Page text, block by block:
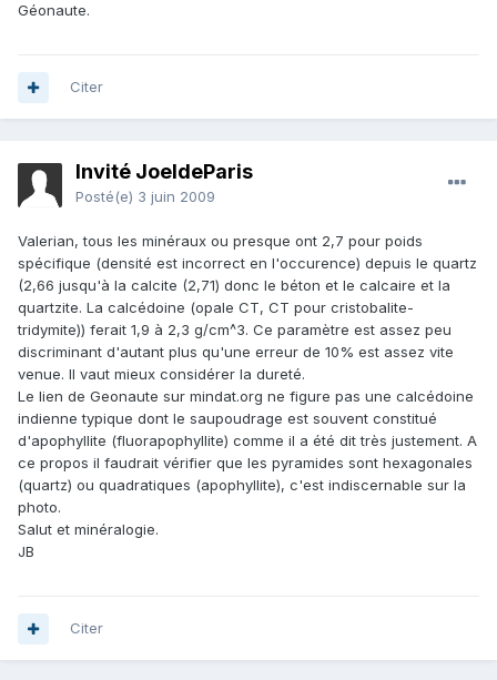
Géonaute.
Citer
Invité JoeldeParis
Posté(e) 3 juin 2009
Valerian, tous les minéraux ou presque ont 2,7 pour poids
spécifique (densité est incorrect en l'occurence) depuis le quartz
(2,66 jusqu'à la calcite (2,71) donc le béton et le calcaire et la
quartzite. La calcédoine (opale CT, CT pour cristobalite-
tridymite)) ferait 1,9 à 2,3 g/cm^3. Ce paramètre est assez peu
discriminant d'autant plus qu'une erreur de 10% est assez vite
venue. Il vaut mieux considérer la dureté.
Le lien de Geonaute sur mindat.org ne figure pas une calcédoine
indienne typique dont le saupoudrage est souvent constitué
d'apophyllite (fluorapophyllite) comme il a été dit très justement. A
ce propos il faudrait vérifier que les pyramides sont hexagonales
(quartz) ou quadratiques (apophyllite), c'est indiscernable sur la
photo.
Salut et minéralogie.
JB
Citer